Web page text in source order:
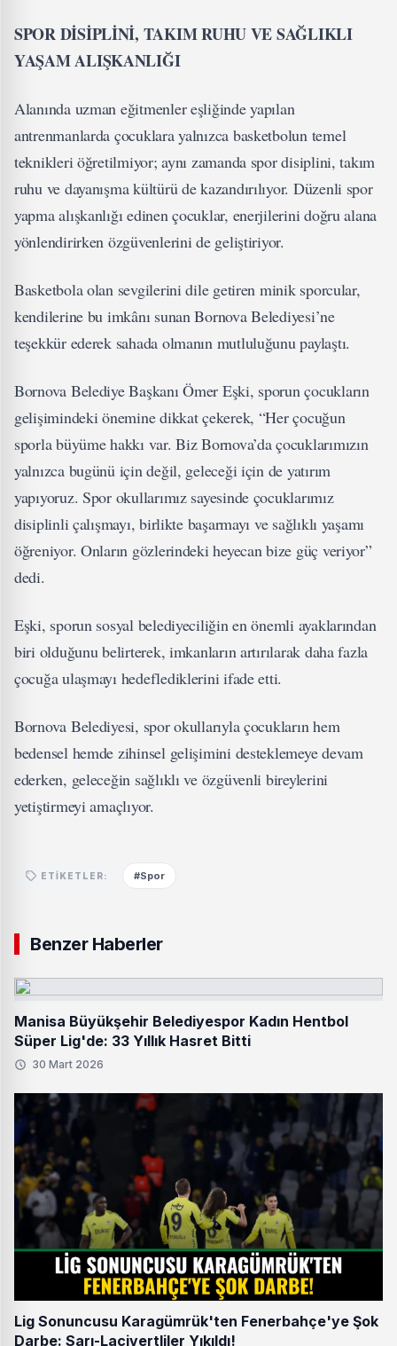
SPOR DİSİPLİNİ, TAKIM RUHU VE SAĞLIKLI
YAŞAM ALIŞKANLIĞI
Alanında uzman eğitmenler eşliğinde yapılan
antrenmanlarda çocuklara yalnızca basketbolun temel
teknikleri öğretilmiyor; aynı zamanda spor disiplini, takım
ruhu ve dayanışma kültürü de kazandırılıyor. Düzenli spor
yapma alışkanlığı edinen çocuklar, enerjilerini doğru alana
yönlendirirken özgüvenlerini de geliştiriyor.
Basketbola olan sevgilerini dile getiren minik sporcular,
kendilerine bu imkânı sunan Bornova Belediyesi’ne
teşekkür ederek sahada olmanın mutluluğunu paylaştı.
Bornova Belediye Başkanı Ömer Eşki, sporun çocukların
gelişimindeki önemine dikkat çekerek, “Her çocuğun
sporla büyüme hakkı var. Biz Bornova’da çocuklarımızın
yalnızca bugünü için değil, geleceği için de yatırım
yapıyoruz. Spor okullarımız sayesinde çocuklarımız
disiplinli çalışmayı, birlikte başarmayı ve sağlıklı yaşamı
öğreniyor. Onların gözlerindeki heyecan bize güç veriyor”
dedi.
Eşki, sporun sosyal belediyeciliğin en önemli ayaklarından
biri olduğunu belirterek, imkanların artırılarak daha fazla
çocuğa ulaşmayı hedeflediklerini ifade etti.
Bornova Belediyesi, spor okullarıyla çocukların hem
bedensel hemde zihinsel gelişimini desteklemeye devam
ederken, geleceğin sağlıklı ve özgüvenli bireylerini
yetiştirmeyi amaçlıyor.
ETIKETLER: #Spor
Benzer Haberler
Manisa Büyükşehir Belediyespor Kadın Hentbol
Süper Lig'de: 33 Yıllık Hasret Bitti
30 Mart 2026
Lig Sonuncusu Karagümrük'ten Fenerbahçe'ye Şok
Darbe: Sarı-Lacivertliler Yıkıldı!